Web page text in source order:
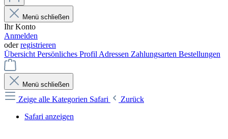
Menü schließen
Ihr Konto
Anmelden
oderregistrieren
Übersicht Persönliches Profil Adressen Zahlungsarten Bestellungen
Menü schließen
Zeige alle Kategorien Safari
Zurück
Safari anzeigen